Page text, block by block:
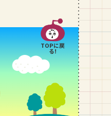
TOPに戻
る!